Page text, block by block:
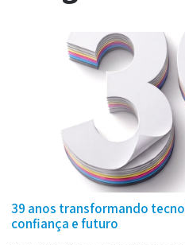
Facas Convencionais)
Artigos